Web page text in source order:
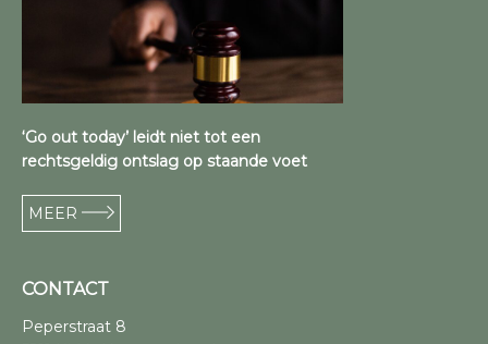
‘Go out today’ leidt niet tot een
rechtsgeldig ontslag op staande voet
MEER
CONTACT
Peperstraat 8